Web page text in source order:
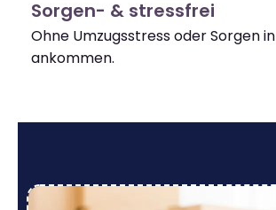
Sorgen- & stressfrei
Ohne Umzugsstress oder Sorgen
ankommen.